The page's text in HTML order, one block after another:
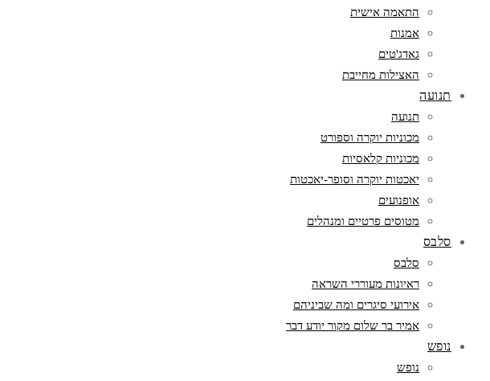
התאמה אישית
אמנות
גאדג'טים
האצילות מחייבת
תנועה
תנועה
מכוניות יוקרה וספורט
מכוניות קלאסיות
יאכטות יוקרה וסופר-יאכטות
אופנועים
מטוסים פרטיים ומנהלים
סלבס
סלבס
ראיונות מעוררי השראה
אירועי סיגרים ומה שביניהם
אמיר בר שלום מקור יודע דבר
נופש
נופש